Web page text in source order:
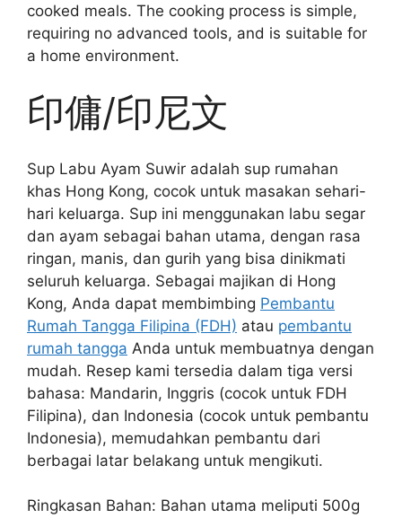
cooked meals. The cooking process is simple,
requiring no advanced tools, and is suitable for
a home environment.
印傭/印尼文
Sup Labu Ayam Suwir adalah sup rumahan
khas Hong Kong, cocok untuk masakan sehari-
hari keluarga. Sup ini menggunakan labu segar
dan ayam sebagai bahan utama, dengan rasa
ringan, manis, dan gurih yang bisa dinikmati
seluruh keluarga. Sebagai majikan di Hong
Kong, Anda dapat membimbing Pembantu
Rumah Tangga Filipina (FDH) atau pembantu
rumah tangga Anda untuk membuatnya dengan
mudah. Resep kami tersedia dalam tiga versi
bahasa: Mandarin, Inggris (cocok untuk FDH
Filipina), dan Indonesia (cocok untuk pembantu
Indonesia), memudahkan pembantu dari
berbagai latar belakang untuk mengikuti.
Ringkasan Bahan: Bahan utama meliputi 500g